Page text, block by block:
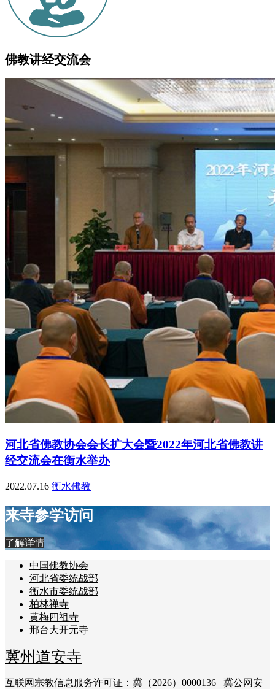
佛教讲经交流会
河北省佛教协会会长扩大会暨2022年河北省佛教讲
经交流会在衡水举办
2022.07.16 衡水佛教
来寺参学访问
了解详情
中国佛教协会
河北省委统战部
衡水市委统战部
柏林禅寺
黄梅四祖寺
邢台大开元寺
冀州道安寺
互联网宗教信息服务许可证：冀（2026）0000136 冀公网安